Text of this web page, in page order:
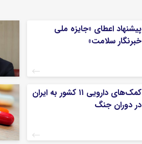
پیشنهاد اعطای «جایزه ملی
خبرنگار سلامت»
کمک‌های دارویی ۱۱ کشور به ایران
در دوران جنگ